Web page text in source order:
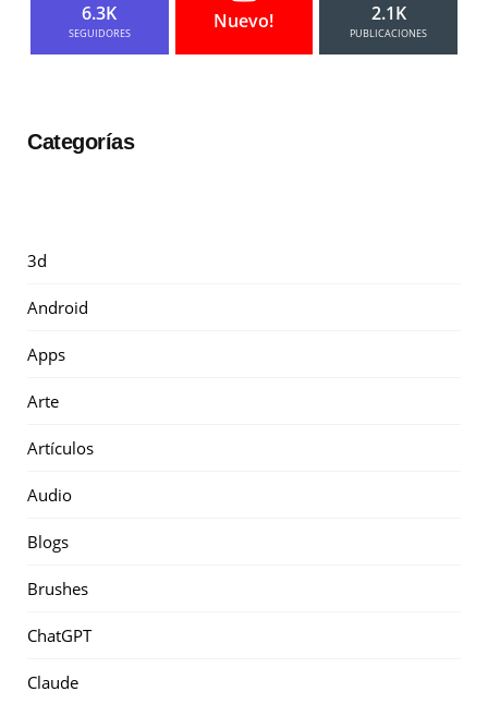
6.3K
SEGUIDORES
Nuevo! 2.1K
PUBLICACIONES
Categorías
3d
Android
Apps
Arte
Artículos
Audio
Blogs
Brushes
ChatGPT
Claude